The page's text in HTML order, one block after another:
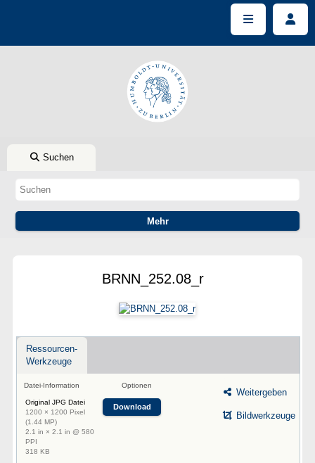
Suchen
BRNN_252.08_r
Ressourcen-
Werkzeuge
Datei-Information Optionen
Original JPG Datei
1200 × 1200 Pixel
(1.44 MP)
2.1 in × 2.1 in @ 580
PPI
318 KB
Download
Weitergeben
Bildwerkzeuge